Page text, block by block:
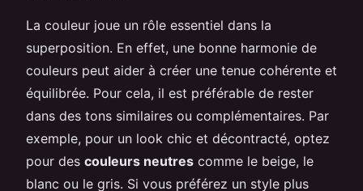
La couleur joue un rôle essentiel dans la
superposition. En effet, une bonne harmonie de
couleurs peut aider à créer une tenue cohérente et
équilibrée. Pour cela, il est préférable de rester
dans des tons similaires ou complémentaires. Par
exemple, pour un look chic et décontracté, optez
pour des couleurs neutres comme le beige, le
blanc ou le gris. Si vous préférez un style plus